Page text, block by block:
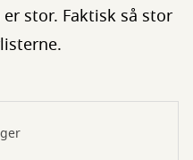
stor. Faktisk så stor